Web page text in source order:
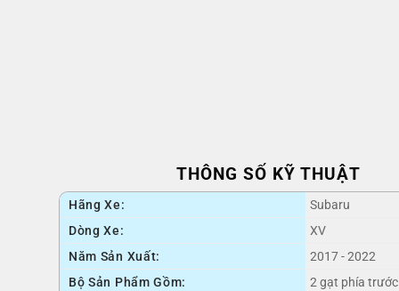
THÔNG SỐ KỸ THUẬT
Hãng Xe:
Subaru
Dòng Xe:
XV
Năm Sản Xuất:
2017 - 2022
Bộ Sản Phẩm Gồm:
2 gạt phía trước